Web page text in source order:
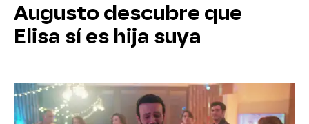
Augusto descubre que
Elisa sí es hija suya